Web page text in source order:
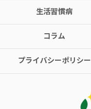
生活習慣病
コラム
プライバシーポリシー